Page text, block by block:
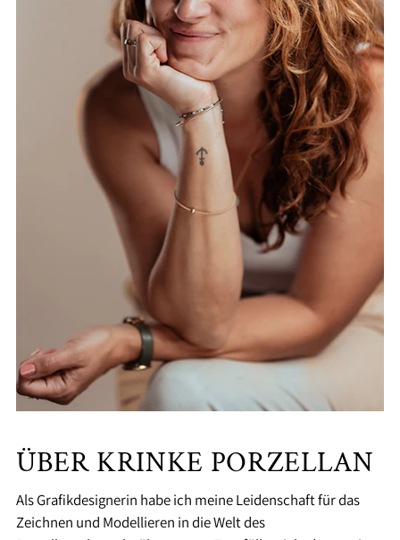
ÜBER KRINKE PORZELLAN
Als Grafikdesignerin habe ich meine Leidenschaft für das
Zeichnen und Modellieren in die Welt des